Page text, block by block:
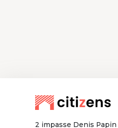
2 impasse Denis Papin